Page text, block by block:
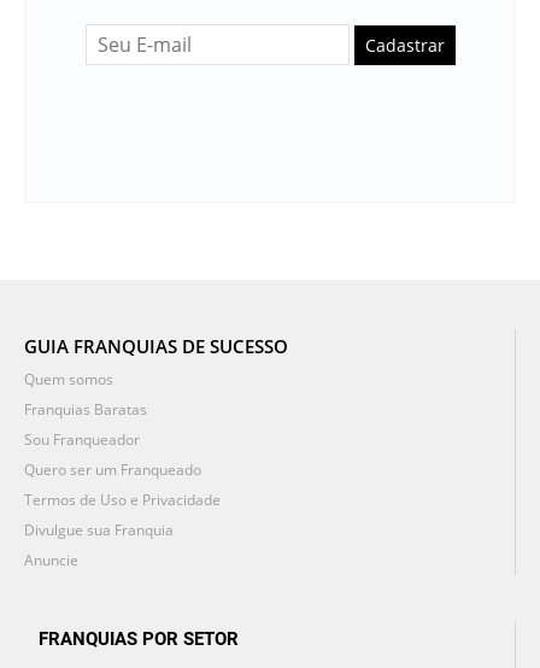
Cadastrar
GUIA FRANQUIAS DE SUCESSO
Quem somos
Franquias Baratas
Sou Franqueador
Quero ser um Franqueado
Termos de Uso e Privacidade
Divulgue sua Franquia
Anuncie
FRANQUIAS POR SETOR